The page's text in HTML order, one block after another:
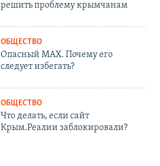
решить проблему крымчанам
ОБЩЕСТВО
Опасный MAX. Почему его
следует избегать?
ОБЩЕСТВО
Что делать, если сайт
Крым.Реалии заблокировали?